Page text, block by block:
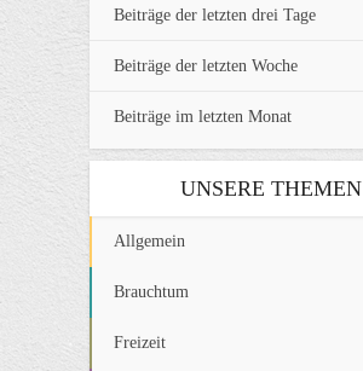
Beiträge der letzten drei Tage
Beiträge der letzten Woche
Beiträge im letzten Monat
UNSERE THEMEN
Allgemein
Brauchtum
Freizeit